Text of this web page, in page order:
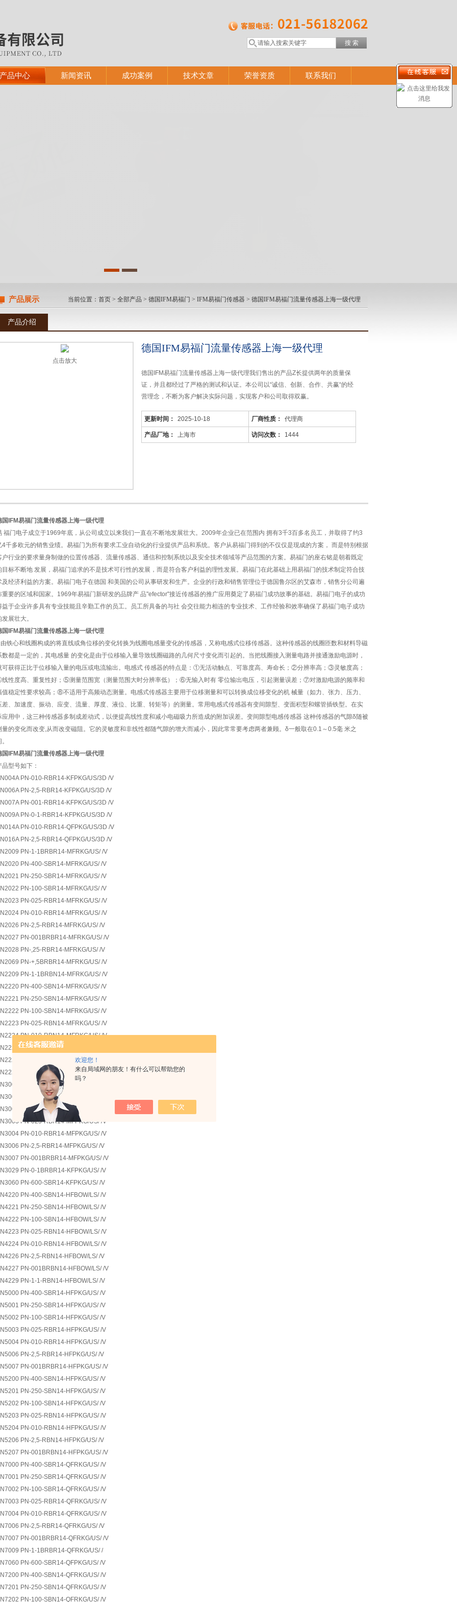
欢迎您！
来自局域网的朋友！有什么可以帮助您的
吗？
产品中心 新闻资讯 成功案例 技术文章 荣誉资质 联系我们
产品展示 当前位置： 首页 > 全部产品 > 德国IFM易福门 > IFM易福门传感器 > 德国IFM易福门流量传感器上海一级代理
产品介绍
点击放大
德国IFM易福门流量传感器上海一级代理
德国IFM易福门流量传感器上海一级代理我们售出的产品Z长提供两年的质量保
证，并且都经过了严格的测试和认证。本公司以“诚信、创新、合作、共赢“的经
营理念，不断为客户解决实际问题，实现客户和公司取得双赢。
更新时间： 2025-10-18 厂商性质： 代理商
产品厂地： 上海市 访问次数： 1444
国IFM易福门流量传感器上海一级代理
福门电子成立于1969年底，从公司成立以来我们一直在不断地发展壮大。2009年企业已在范围内 拥有3千3百多名员工，并取得了约3
4千多欧元的销售业绩。易福门为所有要求工业自动化的行业提供产品和系统。客户从易福门得到的不仅仅是现成的方案， 而是特别根据
户行业的要求量身制做的位置传感器、流量传感器、通信和控制系统以及安全技术领域等产品范围的方案。易福门的座右铭是朝着既定
目标不断地 发展，易福门追求的不是技术可行性的发展，而是符合客户利益的理性发展。易福门在此基础上用易福门的技术制定符合技
及经济利益的方案。易福门电子在德国 和美国的公司从事研发和生产。企业的行政和销售管理位于德国鲁尔区的艾森市，销售分公司遍
重要的区域和国家。1969年易福门新研发的品牌产 品"efector"接近传感器的推广应用奠定了易福门成功故事的基础。易福门电子的成功
益于企业许多具有专业技能且辛勤工作的员工。员工所具备的与社 会交往能力相连的专业技术、工作经验和效率确保了易福门电子成功
发展壮大。
国IFM易福门流量传感器上海一级代理
由铁心和线圈构成的将直线或角位移的变化转换为线圈电感量变化的传感器，又称电感式位移传感器。这种传感器的线圈匝数和材料导磁
数都是一定的，其电感量 的变化是由于位移输入量导致线圈磁路的几何尺寸变化而引起的。当把线圈接入测量电路并接通激励电源时，
可获得正比于位移输入量的电压或电流输出。电感式 传感器的特点是：①无活动触点、可靠度高、寿命长；②分辨率高；③灵敏度高；
性度高、重复性好；⑤测量范围宽（测量范围大时分辨率低）；⑥无输入时有 零位输出电压，引起测量误差；⑦对激励电源的频率和
值稳定性要求较高；⑧不适用于高频动态测量。电感式传感器主要用于位移测量和可以转换成位移变化的机 械量（如力、张力、压力、
差、加速度、振动、应变、流量、厚度、液位、比重、转矩等）的测量。常用电感式传感器有变间隙型、变面积型和螺管插铁型。在实
应用中，这三种传感器多制成差动式，以便提高线性度和减小电磁吸力所造成的附加误差。变间隙型电感传感器 这种传感器的气隙δ随被
量的变化而改变,从而改变磁阻。它的灵敏度和非线性都随气隙的增大而减小，因此常常要考虑两者兼顾。δ一般取在0.1～0.5毫 米之
国IFM易福门流量传感器上海一级代理
品型号如下：
PN-010-RBR14-KFPKG/US/3D /V
PN-2,5-RBR14-KFPKG/US/3D /V
PN-001-RBR14-KFPKG/US/3D /V
PN-0-1-RBR14-KFPKG/US/3D /V
PN-010-RBR14-QFPKG/US/3D /V
PN-2,5-RBR14-QFPKG/US/3D /V
PN-1-1BRBR14-MFRKG/US/ /V
PN-400-SBR14-MFRKG/US/ /V
PN-250-SBR14-MFRKG/US/ /V
PN-100-SBR14-MFRKG/US/ /V
PN-025-RBR14-MFRKG/US/ /V
PN-010-RBR14-MFRKG/US/ /V
PN-2,5-RBR14-MFRKG/US/ /V
PN-001BRBR14-MFRKG/US/ /V
PN-,25-RBR14-MFRKG/US/ /V
PN-+,5BRBR14-MFRKG/US/ /V
PN-1-1BRBN14-MFRKG/US/ /V
PN-400-SBN14-MFRKG/US/ /V
PN-250-SBN14-MFRKG/US/ /V
PN-100-SBN14-MFRKG/US/ /V
PN-025-RBN14-MFRKG/US/ /V
PN-010-RBN14-MFRKG/US/ /V
PN-2,5-RBN14-MFRKG/US/ /V
PN-001BRBN14-MFRKG/US/ /V
PN-,25-RBN14-MFRKG/US/ /V
PN-400-SBR14-MFPKG/US/ /V
PN-250-SBR14-MFPKG/US/ /V
PN-100-SBR14-MFPKG/US/ /V
PN-025-RBR14-MFPKG/US/ /V
PN-010-RBR14-MFPKG/US/ /V
PN-2,5-RBR14-MFPKG/US/ /V
PN-001BRBR14-MFPKG/US/ /V
PN-0-1BRBR14-KFPKG/US/ /V
PN-600-SBR14-KFPKG/US/ /V
PN-400-SBN14-HFBOW/LS/ /V
PN-250-SBN14-HFBOW/LS/ /V
PN-100-SBN14-HFBOW/LS/ /V
PN-025-RBN14-HFBOW/LS/ /V
PN-010-RBN14-HFBOW/LS/ /V
PN-2,5-RBN14-HFBOW/LS/ /V
PN-001BRBN14-HFBOW/LS/ /V
PN-1-1-RBN14-HFBOW/LS/ /V
PN-400-SBR14-HFPKG/US/ /V
PN-250-SBR14-HFPKG/US/ /V
PN-100-SBR14-HFPKG/US/ /V
PN-025-RBR14-HFPKG/US/ /V
PN-010-RBR14-HFPKG/US/ /V
PN-2,5-RBR14-HFPKG/US/ /V
PN-001BRBR14-HFPKG/US/ /V
PN-400-SBN14-HFPKG/US/ /V
PN-250-SBN14-HFPKG/US/ /V
PN-100-SBN14-HFPKG/US/ /V
PN-025-RBN14-HFPKG/US/ /V
PN-010-RBN14-HFPKG/US/ /V
PN-2,5-RBN14-HFPKG/US/ /V
PN-001BRBN14-HFPKG/US/ /V
PN-400-SBR14-QFRKG/US/ /V
PN-250-SBR14-QFRKG/US/ /V
PN-100-SBR14-QFRKG/US/ /V
PN-025-RBR14-QFRKG/US/ /V
PN-010-RBR14-QFRKG/US/ /V
PN-2,5-RBR14-QFRKG/US/ /V
PN-001BRBR14-QFRKG/US/ /V
PN-1-1BRBR14-QFRKG/US/ /
PN-600-SBR14-QFPKG/US/ /V
PN-400-SBN14-QFRKG/US/ /V
PN-250-SBN14-QFRKG/US/ /V
PN-100-SBN14-QFRKG/US/ /V